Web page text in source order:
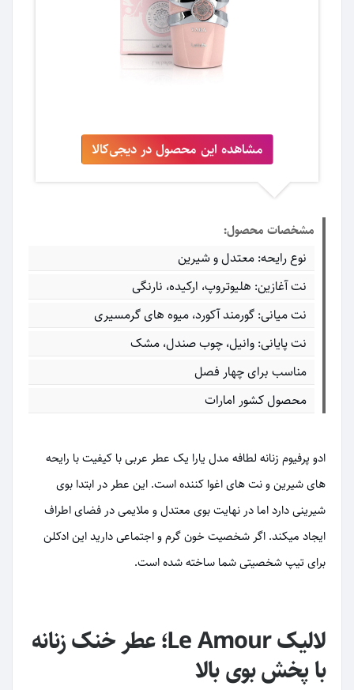
مشاهده این محصول در دیجی‌کالا
مشخصات محصول:
نوع رایحه: معتدل و شیرین
نت آغازین: هلیوتروپ، ارکیده، نارنگی
نت میانی: گورمند آکورد، میوه های گرمسیری
نت پایانی: وانیل، چوب صندل، مشک
مناسب برای چهار فصل
محصول کشور امارات
ادو پرفیوم زنانه لطافه مدل یارا یک عطر عربی با کیفیت با رایحه
های شیرین و نت های اغوا کننده است. این عطر در ابتدا بوی
شیرینی دارد اما در نهایت بوی معتدل و ملایمی در فضای اطراف
ایجاد میکند. اگر شخصیت خون گرم و اجتماعی دارید این ادکلن
برای تیپ شخصیتی شما ساخته شده است.
لالیک Le Amour؛ عطر خنک زنانه
با پخش بوی بالا